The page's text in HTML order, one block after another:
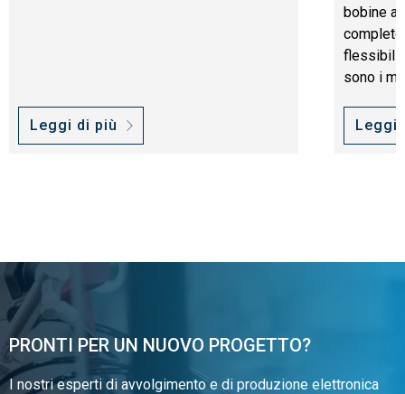
Leggi di più
bobine
sono i
Leggi
PRONTI PER UN NUOVO PROGETTO?
I nostri esperti di avvolgimento e di produzione elettronica